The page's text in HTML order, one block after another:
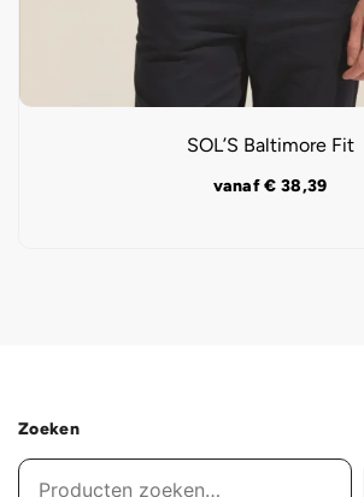
SOL’S Baltimore Fit
vanaf€ 38,39
Zoeken